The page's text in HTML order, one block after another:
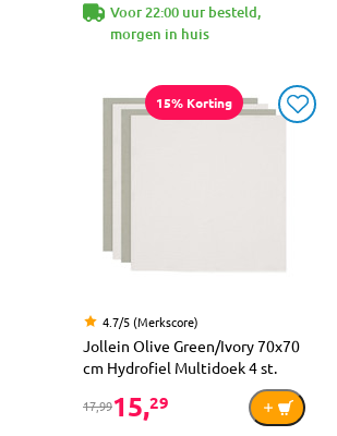
Voor 22:00 uur besteld,
morgen in huis
15% Korting
4.7/5 (Merkscore)
Jollein Olive Green/Ivory 70x70
cm Hydrofiel Multidoek 4 st.
17,9915,29